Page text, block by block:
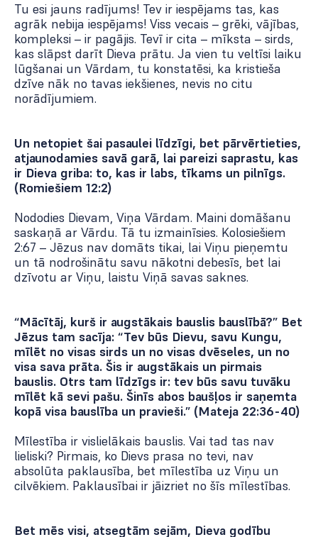
Tu esi jauns radījums! Tev ir iespējams tas, kas
agrāk nebija iespējams! Viss vecais – grēki, vājības,
kompleksi – ir pagājis. Tevī ir cita – mīksta – sirds,
kas slāpst darīt Dieva prātu. Ja vien tu veltīsi laiku
lūgšanai un Vārdam, tu konstatēsi, ka kristieša
dzīve nāk no tavas iekšienes, nevis no citu
norādījumiem.
Un netopiet šai pasaulei līdzīgi, bet pārvērtieties,
atjaunodamies savā garā, lai pareizi saprastu, kas
ir Dieva griba: to, kas ir labs, tīkams un pilnīgs.
(Romiešiem 12:2)
Nododies Dievam, Viņa Vārdam. Maini domāšanu
saskaņā ar Vārdu. Tā tu izmainīsies. Kolosiešiem
2:6­7 – Jēzus nav domāts tikai, lai Viņu pieņemtu
un tā nodrošinātu savu nākotni debesīs, bet lai
dzīvotu ar Viņu, laistu Viņā savas saknes.
“Mācītāj, kurš ir augstākais bauslis bauslībā?” Bet
Jēzus tam sacīja: “Tev būs Dievu, savu Kungu,
mīlēt no visas sirds un no visas dvēseles, un no
visa sava prāta. Šis ir augstākais un pirmais
bauslis. Otrs tam līdzīgs ir: tev būs savu tuvāku
mīlēt kā sevi pašu. Šinīs abos baušļos ir saņemta
kopā visa bauslība un pravieši.” (Mateja 22:36­-40)
Mīlestība ir vislielākais bauslis. Vai tad tas nav
lieliski? Pirmais, ko Dievs prasa no tevi, nav
absolūta paklausība, bet mīlestība uz Viņu un
cilvēkiem. Paklausībai ir jāizriet no šīs mīlestības.
Bet mēs visi, atsegtām sejām, Dieva godību